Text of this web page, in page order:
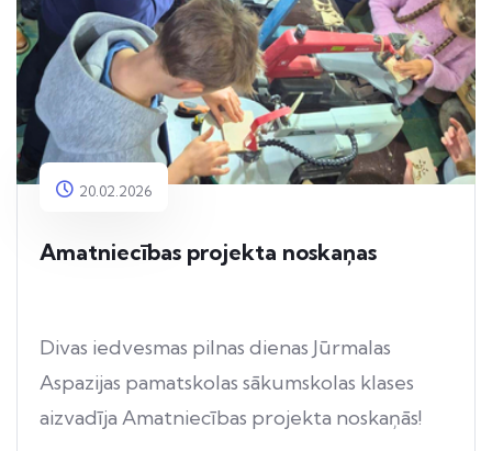
20.02.2026
Amatniecības projekta noskaņas
Divas iedvesmas pilnas dienas Jūrmalas
Aspazijas pamatskolas sākumskolas klases
aizvadīja Amatniecības projekta noskaņās!